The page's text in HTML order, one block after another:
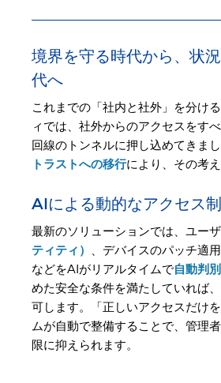
境界を守る時代から、状
代へ
これまでの「社内と社外」を分け
ィでは、社外からのアクセスをす
回線のトンネルに押し込めてきまし
トラストへの移行により、その考
AIによる動的なアクセス
最新のソリューションでは、ユー
ティティ）
、デバイスのパッチ適
などをAIがリアルタイムで自動判別
めた安全な条件を満たしていれば
可します。「正しいアクセスだけ
ムが自動で整備することで、管理
限に抑えられます。